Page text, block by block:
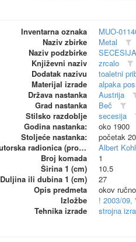
Inventarna oznaka
MUO-
Naziv zbirke
Metal
Naziv podzbirke
SECESIJA
Književni naziv
zrcalo
Dodatak nazivu
toaletni
Materijal izrade
alpaka
Država nastanka
Austrija
Grad nastanka
Beč
Stilsko razdoblje
secesija
Godina nastanka:
oko 1900
Stoljeće nastanka:
početak 20
Autorska radionica (proizvođač)
Albert
Broj komada
1
Širina 1 (cm)
10.5
Duljina ili dubina 1 (cm)
27
Opis predmeta
okov
Izložbe
! 2003/09,
Tehnika izrade
strojna